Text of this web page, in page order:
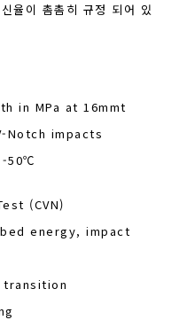
이 촘촘히 규정 되어 있
in MPa at 16mmt
Notch impacts
50℃
(CVN)
energy, impact